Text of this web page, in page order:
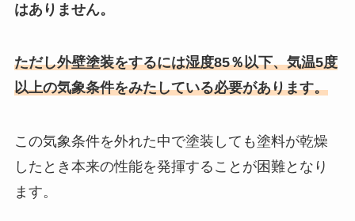
はありません。
ただし外壁塗装をするには湿度85％以下、気温5度
以上の気象条件をみたしている必要があります。
この気象条件を外れた中で塗装しても塗料が乾燥
したとき本来の性能を発揮することが困難となり
ます。